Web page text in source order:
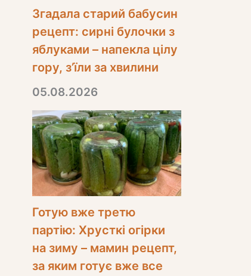
Згадала старий бабусин
рецепт: сирні булочки з
яблуками – напекла цілу
гору, з’їли за хвилини
05.08.2026
Готую вже третю
партію: Хрусткі огірки
на зиму – мамин рецепт,
за яким готує вже все